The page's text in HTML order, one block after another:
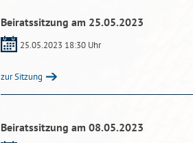
Beiratssitzung am 25.05.2023
25.05.2023 18:30 Uhr
zur Sitzung
Beiratssitzung am 08.05.2023